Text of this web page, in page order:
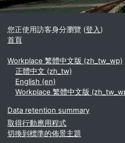
您正使用訪客身分瀏覽 (登入)
首頁
Workplace 繁體中文版 ‎(zh_tw_wp)‎
正體中文 ‎(zh_tw)‎
English ‎(en)‎
Workplace 繁體中文版
Data retention summary
取得行動應用程式
切換到標準的佈景主題